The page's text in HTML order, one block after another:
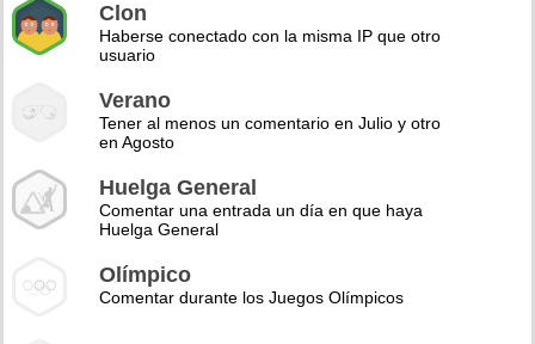
Clon
Haberse conectado con la misma IP que otro
usuario
Verano
Tener al menos un comentario en Julio y otro
en Agosto
Huelga General
Comentar una entrada un día en que haya
Huelga General
Olímpico
Comentar durante los Juegos Olímpicos